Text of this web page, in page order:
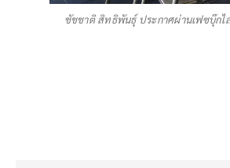
ชัชชาติ สิทธิพันธุ์ ประกาศผ่านเฟซบุ๊กไ